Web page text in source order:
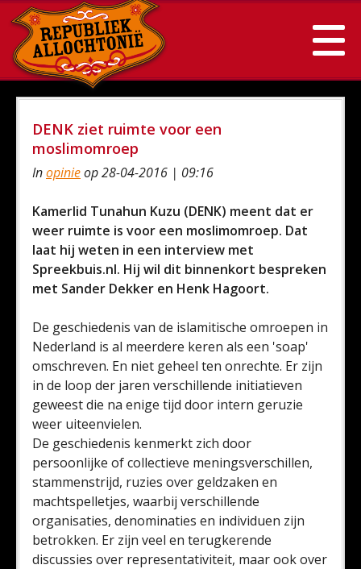
DENK ziet ruimte voor een
moslimomroep
Inopinieop 28-04-2016 | 09:16
Kamerlid Tunahun Kuzu (DENK) meent dat er
weer ruimte is voor een moslimomroep. Dat
laat hij weten in een interview met
Spreekbuis.nl. Hij wil dit binnenkort bespreken
met Sander Dekker en Henk Hagoort.
De geschiedenis van de islamitische omroepen in
Nederland is al meerdere keren als een 'soap'
omschreven. En niet geheel ten onrechte. Er zijn
in de loop der jaren verschillende initiatieven
geweest die na enige tijd door intern geruzie
weer uiteenvielen.
De geschiedenis kenmerkt zich door
persoonlijke of collectieve meningsverschillen,
stammenstrijd, ruzies over geldzaken en
machtspelletjes, waarbij verschillende
organisaties, denominaties en individuen zijn
betrokken. Er zijn veel en terugkerende
discussies over representativiteit, maar ook over